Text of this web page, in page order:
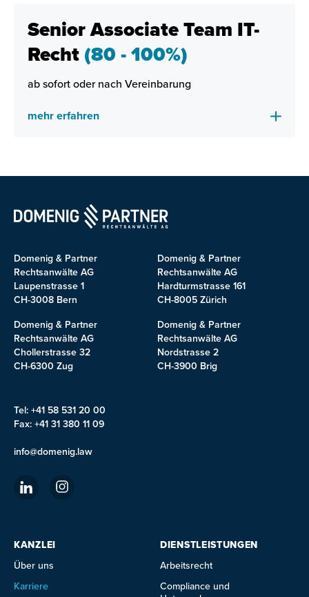
Senior Associate Team IT-
Recht(80 - 100%)
ab sofort oder nach Vereinbarung
mehr erfahren
Domenig & Partner
Rechtsanwälte AG
Laupenstrasse 1
CH-3008 Bern
Domenig & Partner
Rechtsanwälte AG
Hardturmstrasse 161
CH-8005 Zürich
Domenig & Partner
Rechtsanwälte AG
Chollerstrasse 32
CH-6300 Zug
Domenig & Partner
Rechtsanwälte AG
Nordstrasse 2
CH-3900 Brig
Tel: +41 58 531 20 00
Fax: +41 31 380 11 09
info@domenig.law
KANZLEI
Über uns
Karriere
DIENSTLEISTUNGEN
Arbeitsrecht
Compliance und